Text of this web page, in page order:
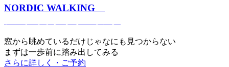
NORDIC WALKING
窓から眺めているだけじゃなにも見つからない
まずは一歩前に踏み出してみる
さらに詳しく・ご予約